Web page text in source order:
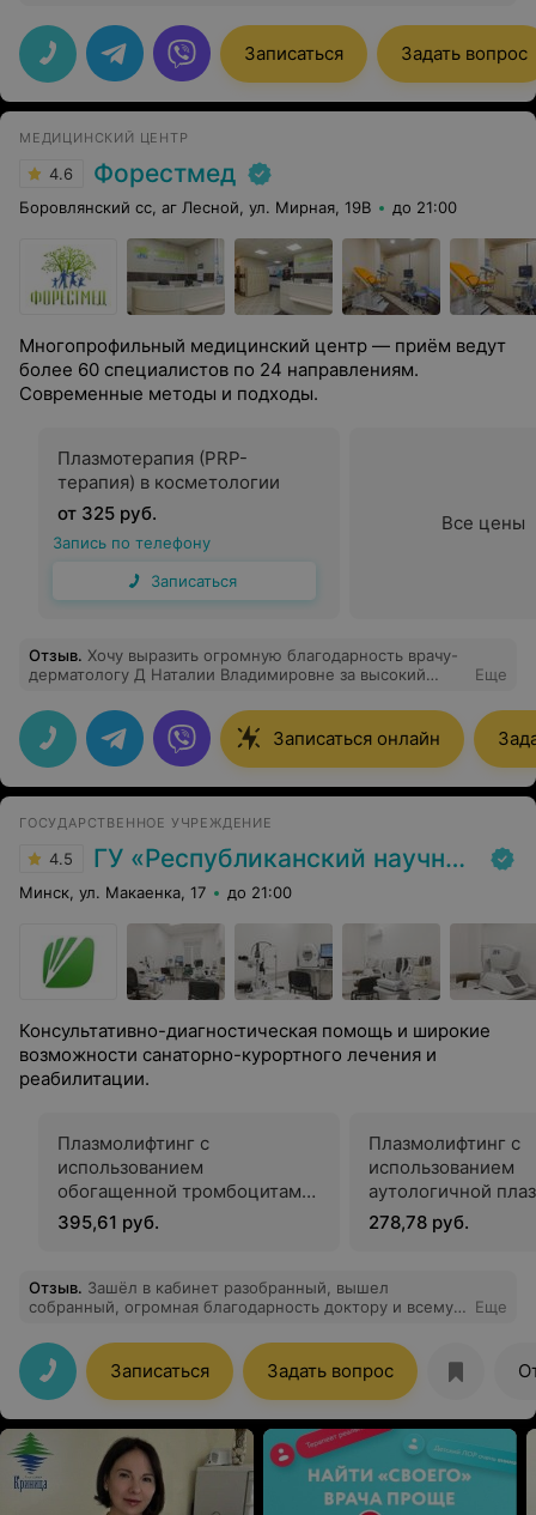
Внимательная, приятная в общении.. Советую к ней
попасть
Записаться Задать вопрос
МЕДИЦИНСКИЙ ЦЕНТР
4.6 Форестмед
Боровлянский сс, аг Лесной, ул. Мирная, 19В до 21:00
Многопрофильный медицинский центр — приём ведут
более 60 специалистов по 24 направлениям.
Современные методы и подходы.
Плазмотерапия (PRP-
терапия) в косметологии
от 325 руб.
Запись по телефону
Записаться
Все цены
Отзыв. Хочу выразить огромную благодарность врачу-
дерматологу Д Наталии Владимировне за высокий
наконец-то ушла проблема, с которой я не могла
справиться очень много лет! Наталия Владимировна на
самом деле Врач с большой буквы, который любит
своё дело и работает на результат. Большое спасибо!
Еще
Записаться онлайн
ГОСУДАРСТВЕННОЕ УЧРЕЖДЕНИЕ
4.5 ГУ «Республиканский научно-практический центр медицинской экспертизы и реабилитаци»
Минск, ул. Макаенка, 17 до 21:00
Консультативно-диагностическая помощь и широкие
возможности санаторно-курортного лечения и
реабилитации.
Плазмолифтинг с
использованием
обогащенной тромбоцитами
плазмой
395,61 руб.
Плазмолифтинг с
использованием
аутологичной
278,78 руб.
Отзыв. Зашёл в кабинет разобранный, вышел
собранный, огромная благодарность доктору и всему
Еще
Записаться Задать вопрос